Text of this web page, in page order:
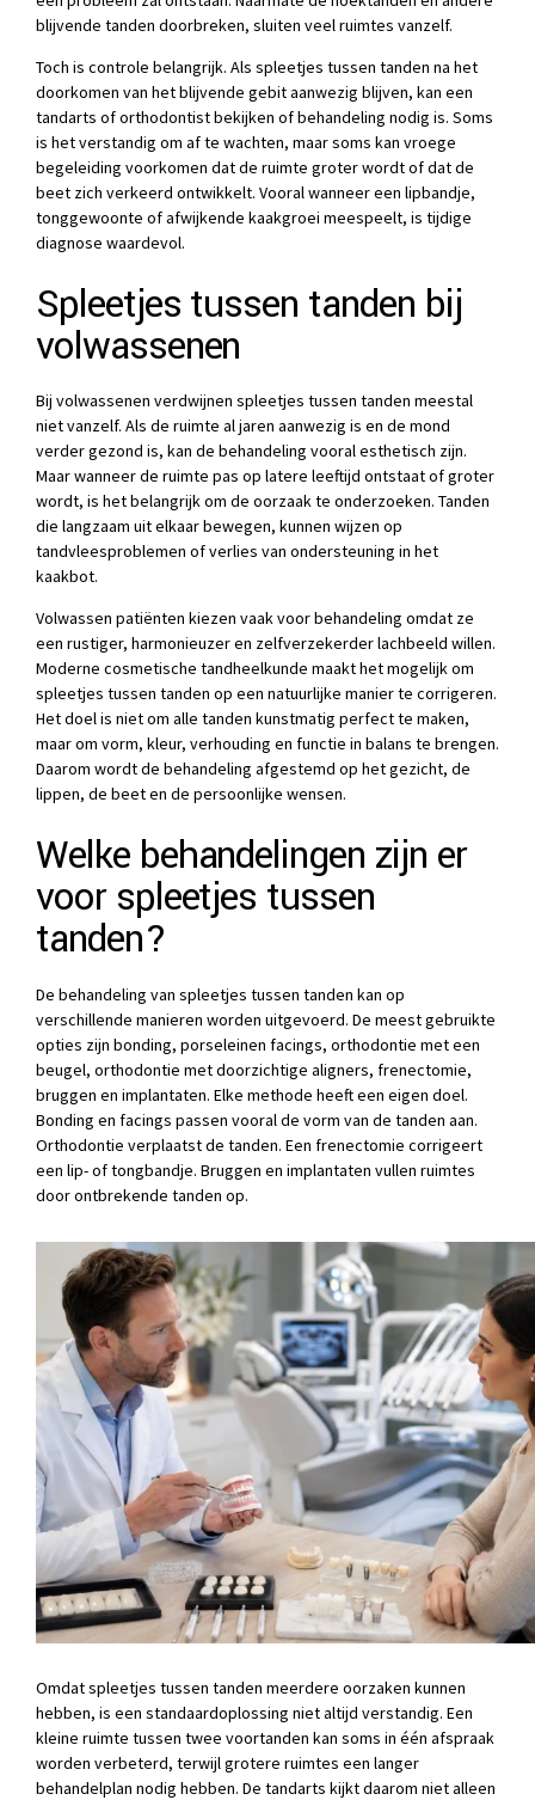
blijvende tanden doorbreken, sluiten veel ruimtes vanzelf.
Toch is controle belangrijk. Als spleetjes tussen tanden na het
doorkomen van het blijvende gebit aanwezig blijven, kan een
tandarts of orthodontist bekijken of behandeling nodig is. Soms
is het verstandig om af te wachten, maar soms kan vroege
begeleiding voorkomen dat de ruimte groter wordt of dat de
beet zich verkeerd ontwikkelt. Vooral wanneer een lipbandje,
tonggewoonte of afwijkende kaakgroei meespeelt, is tijdige
diagnose waardevol.
Spleetjes tussen tanden bij
volwassenen
Bij volwassenen verdwijnen spleetjes tussen tanden meestal
niet vanzelf. Als de ruimte al jaren aanwezig is en de mond
verder gezond is, kan de behandeling vooral esthetisch zijn.
Maar wanneer de ruimte pas op latere leeftijd ontstaat of groter
wordt, is het belangrijk om de oorzaak te onderzoeken. Tanden
die langzaam uit elkaar bewegen, kunnen wijzen op
tandvleesproblemen of verlies van ondersteuning in het
kaakbot.
Volwassen patiënten kiezen vaak voor behandeling omdat ze
een rustiger, harmonieuzer en zelfverzekerder lachbeeld willen.
Moderne cosmetische tandheelkunde maakt het mogelijk om
spleetjes tussen tanden op een natuurlijke manier te corrigeren.
Het doel is niet om alle tanden kunstmatig perfect te maken,
maar om vorm, kleur, verhouding en functie in balans te brengen.
Daarom wordt de behandeling afgestemd op het gezicht, de
lippen, de beet en de persoonlijke wensen.
Welke behandelingen zijn er
voor spleetjes tussen
tanden?
De behandeling van spleetjes tussen tanden kan op
verschillende manieren worden uitgevoerd. De meest gebruikte
opties zijn bonding, porseleinen facings, orthodontie met een
beugel, orthodontie met doorzichtige aligners, frenectomie,
bruggen en implantaten. Elke methode heeft een eigen doel.
Bonding en facings passen vooral de vorm van de tanden aan.
Orthodontie verplaatst de tanden. Een frenectomie corrigeert
een lip- of tongbandje. Bruggen en implantaten vullen ruimtes
door ontbrekende tanden op.
Omdat spleetjes tussen tanden meerdere oorzaken kunnen
hebben, is een standaardoplossing niet altijd verstandig. Een
kleine ruimte tussen twee voortanden kan soms in één afspraak
worden verbeterd, terwijl grotere ruimtes een langer
behandelplan nodig hebben. De tandarts kijkt daarom niet alleen